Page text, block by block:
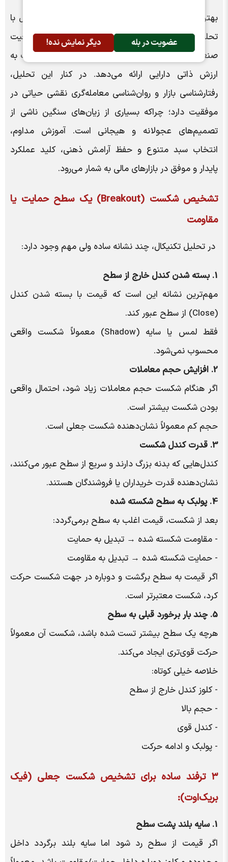
عضویت در بله دیگر نمایش نده!
بهترین رویکرد برای سرمایه‌گذاران، ترکیب تحلیل تکنیکال با
تحلیل بنیادی است. تحلیل بنیادی با بررسی وضعیت
صنعت، و شرایط اقتصاد کلان، دیدی واقع‌گرایانه‌تر نسبت به
ارزش ذاتی دارایی ارائه می‌دهد. در کنار این تحلیل،
رفتارشناسی بازار و روان‌شناسی معامله‌گری نقشی حیاتی در
موفقیت دارد؛ چراکه بسیاری از زیان‌های سنگین ناشی از
تصمیم‌های عجولانه و هیجانی است. آموزش مداوم،
انتخاب سبد متنوع و حفظ آرامش ذهنی، کلید عملکرد
پایدار و موفق در بازارهای مالی به شمار می‌رود.
تشخیصشکست (Breakout) یک سطححمایت یا
مقاومت
در تحلیل تکنیکال، چند نشانه ساده ولی مهم وجود دارد:
1. بسته شدن کندل خارج از سطح
مهم‌ترین نشانه این است که قیمت با بسته شدن کندل
(Close) از سطح عبور کند.
فقط لمس یا سایه (Shadow) معمولاً شکست واقعی
محسوب نمی‌شود.
2. افزایش حجم معاملات
اگر هنگام شکست حجم معاملات زیاد شود، احتمال واقعی
بودن شکست بیشتر است.
حجم کم معمولاً نشان‌دهنده شکست جعلی است.
3. قدرت کندل شکست
کندل‌هایی که بدنه بزرگ دارند و سریع از سطح عبور می‌کنند،
نشان‌دهنده قدرت خریداران یا فروشندگان هستند.
4. پولبک به سطح شکسته شده
بعد از شکست، قیمت اغلب به سطح برمی‌گردد:
- مقاومت شکسته شده → تبدیل به حمایت
- حمایت شکسته شده → تبدیل به مقاومت
اگر قیمت به سطح برگشت و دوباره در جهت شکست حرکت
کرد، شکست معتبرتر است.
5. چند بار برخورد قبلی به سطح
هرچه یک سطح بیشتر تست شده باشد، شکست آن معمولاً
حرکت قوی‌تری ایجاد می‌کند.
خلاصه خیلی کوتاه:
- کلوز کندل خارج از سطح
- حجم بالا
- کندل قوی
- پولبک و ادامه حرکت
۳ ترفند ساده برای تشخیص شکست جعلی (فیک
بریک‌اوت):
1. سایه بلند پشت سطح
اگر قیمت از سطح رد شود اما سایه بلند برگردد داخل